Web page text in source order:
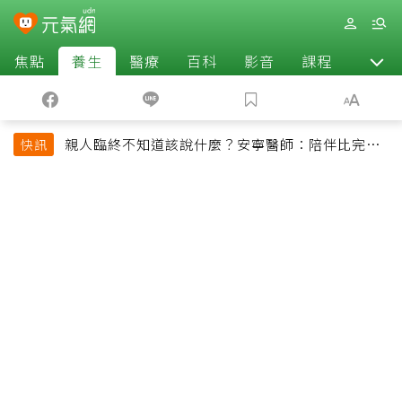
焦點 養生 醫療 百科 影音 課程 退休
快訊
親人臨終不知道該說什麼？安寧醫師：陪伴比完美